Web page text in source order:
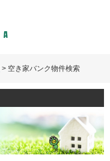
> 空き家バンク物件検索